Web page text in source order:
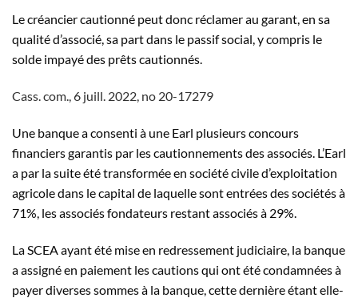
Le créancier cautionné peut donc réclamer au garant, en sa
qualité d’associé, sa part dans le passif social, y compris le
solde impayé des prêts cautionnés.
Cass. com., 6 juill. 2022, no 20-17279
Une banque a consenti à une Earl plusieurs concours
financiers garantis par les cautionnements des associés. L’Earl
a par la suite été transformée en société civile d’exploitation
agricole dans le capital de laquelle sont entrées des sociétés à
71%, les associés fondateurs restant associés à 29%.
La SCEA ayant été mise en redressement judiciaire, la banque
a assigné en paiement les cautions qui ont été condamnées à
payer diverses sommes à la banque, cette dernière étant elle-